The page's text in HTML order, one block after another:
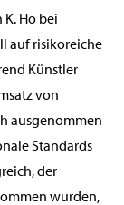
Ho bei
auf risikoreiche
Künstler
von
ausgenommen
Standards
der
wurden,